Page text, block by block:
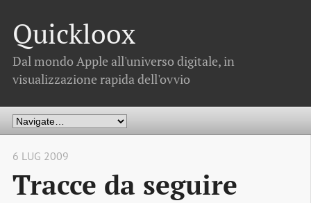
Quickloox
Dal mondo Apple all'universo digitale, in
visualizzazione rapida dell'ovvio
6 LUG 2009
Tracce da seguire